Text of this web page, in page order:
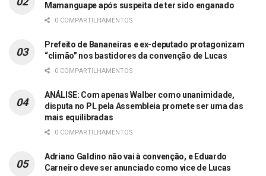
Mamanguape após suspeita de ter sido enganado
0 COMPARTILHAMENTOS
Prefeito de Bananeiras e ex-deputado protagonizam
“climão” nos bastidores da convenção de Lucas
0 COMPARTILHAMENTOS
ANÁLISE: Com apenas Walber como unanimidade,
disputa no PL pela Assembleia promete ser uma das
mais equilibradas
0 COMPARTILHAMENTOS
Adriano Galdino não vai à convenção, e Eduardo
Carneiro deve ser anunciado como vice de Lucas